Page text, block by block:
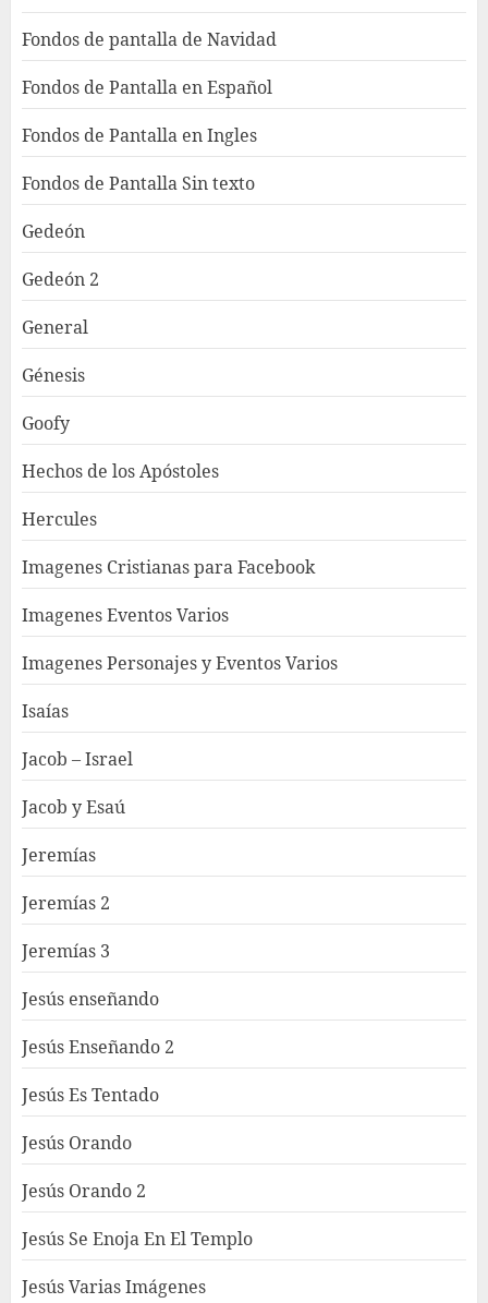
Fondos de pantalla de Navidad
Fondos de Pantalla en Español
Fondos de Pantalla en Ingles
Fondos de Pantalla Sin texto
Gedeón
Gedeón 2
General
Génesis
Goofy
Hechos de los Apóstoles
Hercules
Imagenes Cristianas para Facebook
Imagenes Eventos Varios
Imagenes Personajes y Eventos Varios
Isaías
Jacob – Israel
Jacob y Esaú
Jeremías
Jeremías 2
Jeremías 3
Jesús enseñando
Jesús Enseñando 2
Jesús Es Tentado
Jesús Orando
Jesús Orando 2
Jesús Se Enoja En El Templo
Jesús Varias Imágenes